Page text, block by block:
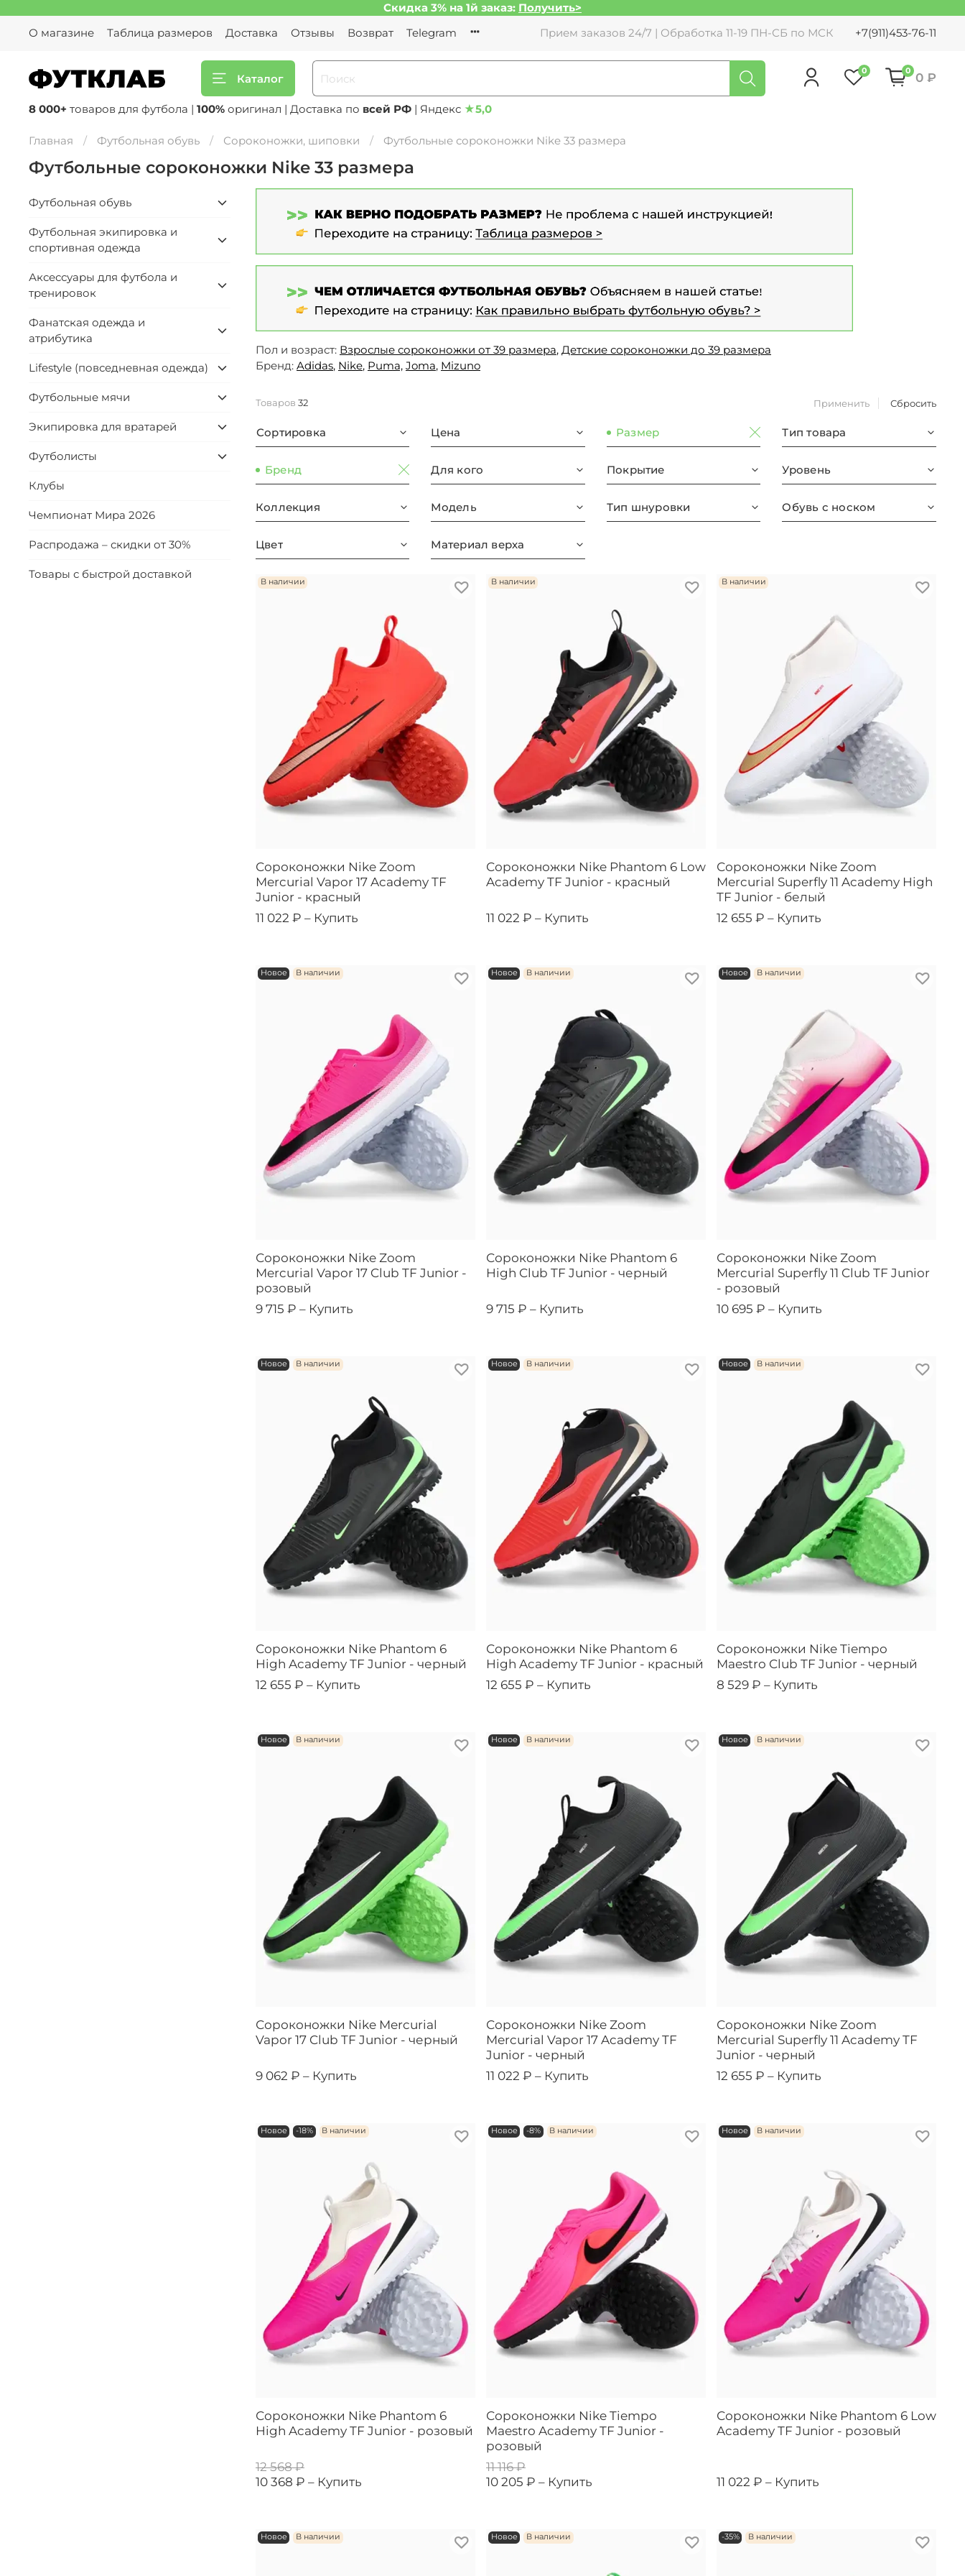
Скидка 3% на 1й заказ: Получить>
О магазине
Таблица размеров Доставка Отзывы Возврат Telegram Прием заказов 24/7 | Обработка 11-19 ПН-СБ по МСК +7(911)453-76-11
Каталог
0 0 0 ₽
8 000+ товаров для футбола | 100% оригинал | Доставка по всей РФ | Яндекс ★5,0
Главная Футбольная обувь Сороконожки, шиповки Футбольные сороконожки Nike 33 размера
Футбольные сороконожки Nike 33 размера
Пол и возраст: Взрослые сороконожки от 39 размера, Детские сороконожки до 39 размера
Бренд: Adidas, Nike, Puma, Joma, Mizuno
Товаров 32 Применить Сбросить
Сортировка Цена Размер Тип товара
Бренд Для кого Покрытие Уровень
Коллекция Модель Тип шнуровки Обувь с носком
Цвет Материал верха
В наличии
Сороконожки Nike Zoom
Mercurial Vapor 17 Academy TF
Junior - красный
11 022 ₽ – Купить
В наличии
Сороконожки Nike Phantom 6 Low
Academy TF Junior - красный
11 022 ₽ – Купить
В наличии
Сороконожки Nike Zoom
Mercurial Superfly 11 Academy High
TF Junior - белый
12 655 ₽ – Купить
Новое В наличии
Сороконожки Nike Zoom
Mercurial Vapor 17 Club TF Junior -
розовый
9 715 ₽ – Купить
Новое В наличии
Сороконожки Nike Phantom 6
High Club TF Junior - черный
9 715 ₽ – Купить
Новое В наличии
Сороконожки Nike Zoom
Mercurial Superfly 11 Club TF Junior
- розовый
10 695 ₽ – Купить
Новое В наличии
Сороконожки Nike Phantom 6
High Academy TF Junior - черный
12 655 ₽ – Купить
Новое В наличии
Сороконожки Nike Phantom 6
High Academy TF Junior - красный
12 655 ₽ – Купить
Новое В наличии
Сороконожки Nike Tiempo
Maestro Club TF Junior - черный
8 529 ₽ – Купить
Новое В наличии
Сороконожки Nike Mercurial
Vapor 17 Club TF Junior - черный
9 062 ₽ – Купить
Новое В наличии
Сороконожки Nike Zoom
Mercurial Vapor 17 Academy TF
Junior - черный
11 022 ₽ – Купить
Новое В наличии
Сороконожки Nike Zoom
Mercurial Superfly 11 Academy TF
Junior - черный
12 655 ₽ – Купить
Новое -18% В наличии
Сороконожки Nike Phantom 6
High Academy TF Junior - розовый
12 568 ₽
10 368 ₽ – Купить
Новое -8% В наличии
Сороконожки Nike Tiempo
Maestro Academy TF Junior -
розовый
11 116 ₽
10 205 ₽ – Купить
Новое В наличии
Сороконожки Nike Phantom 6 Low
Academy TF Junior - розовый
11 022 ₽ – Купить
Новое В наличии Новое В наличии -35% В наличии
Футбольная обувь
Футбольная экипировка и
спортивная одежда
Аксессуары для футбола и
тренировок
Фанатская одежда и
атрибутика
Lifestyle (повседневная одежда)
Футбольные мячи
Экипировка для вратарей
Футболисты
Клубы
Чемпионат Мира 2026
Распродажа – скидки от 30%
Товары с быстрой доставкой